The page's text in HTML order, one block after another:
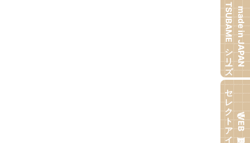
made in JAPAN
TSUBAMEシリーズ
【WEB限定】
セレクトアイテム